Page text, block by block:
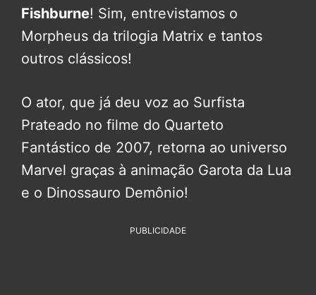
Fishburne! Sim, entrevistamos o
Morpheus da trilogia Matrix e tantos
outros clássicos!
O ator, que já deu voz ao Surfista
Prateado no filme do Quarteto
Fantástico de 2007, retorna ao universo
Marvel graças à animação Garota da Lua
e o Dinossauro Demônio!
PUBLICIDADE